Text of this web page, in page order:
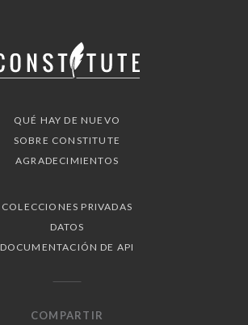
QUÉ HAY DE NUEVO
SOBRE CONSTITUTE
AGRADECIMIENTOS
COLECCIONES PRIVADAS
DATOS
DOCUMENTACIÓN DE API
COMPARTIR